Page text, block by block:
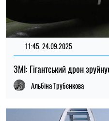
11:45, 24.09.2025
ЗМІ: Гігантський дрон
Альбіна Трубенкова